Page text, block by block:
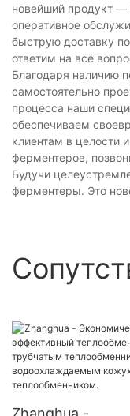
новейший продукт —
оперативное
быструю доставку
ответим на все
Благодаря наличию
самостоятельно
процесса наши
обеспечиваем
​​клиентам в целости
ферментеров,
Будучи
ферментеры. Это